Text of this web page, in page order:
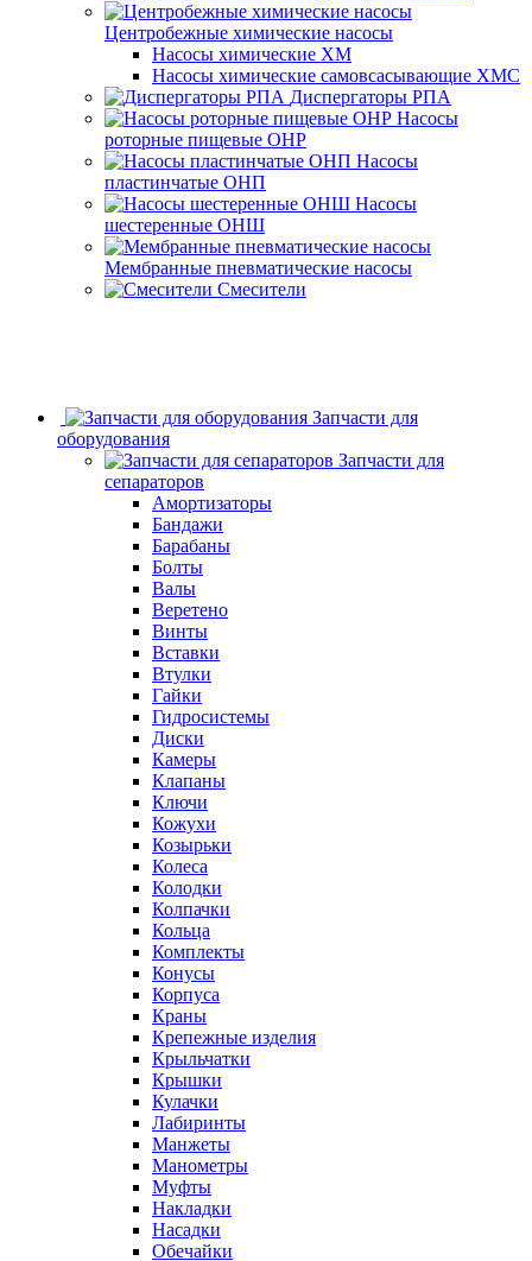
Центробежные химические насосы
Насосы химические ХМ
Насосы химические самовсасывающие ХМС
Диспергаторы РПА
Насосы
роторные пищевые ОНР
Насосы
пластинчатые ОНП
Насосы
шестеренные ОНШ
Мембранные пневматические насосы
Смесители
Запчасти для
оборудования
Запчасти для
сепараторов
Амортизаторы
Бандажи
Барабаны
Болты
Валы
Веретено
Винты
Вставки
Втулки
Гайки
Гидросистемы
Диски
Камеры
Клапаны
Ключи
Кожухи
Козырьки
Колеса
Колодки
Колпачки
Кольца
Комплекты
Конусы
Корпуса
Краны
Крепежные изделия
Крыльчатки
Крышки
Кулачки
Лабиринты
Манжеты
Манометры
Муфты
Накладки
Насадки
Обечайки